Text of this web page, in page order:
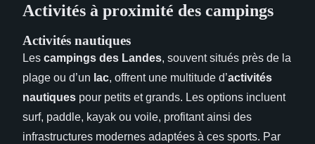
Activités à proximité des campings
Activités nautiques
Les campings des Landes, souvent situés près de la
plage ou d’un lac, offrent une multitude d’activités
nautiques pour petits et grands. Les options incluent
surf, paddle, kayak ou voile, profitant ainsi des
infrastructures modernes adaptées à ces sports. Par